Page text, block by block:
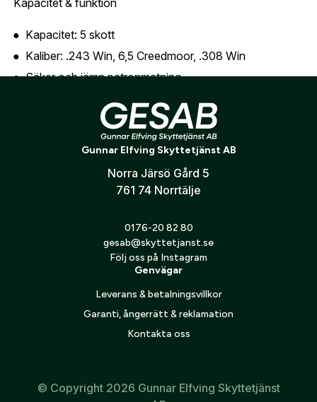
Kapacitet: 5 skott
Kaliber: .243 Win, 6,5 Creedmoor, .308 Win
Säker och jämn patronmatning
Är du en förening eller ett företag? Kontakta
Skapa konto
E-post:* (kommer bli ditt användarnamn)
Verifiera e-post:*
Jag godkänner att mina personuppgifter behandlas enligt
personuppgiftspolicy
Gunnar Elfving Skyttetjänst AB
Norra Järsö Gård 5
761 74 Norrtälje
0176-20 82 80
gesab@skyttetjanst.se
Följ oss på Instagram
Genvägar
Leverans & betalningsvillkor
Garanti, ångerrätt & reklamation
Kontakta oss
© Copyright 2026 Gunnar Elfving Skyttetjänst